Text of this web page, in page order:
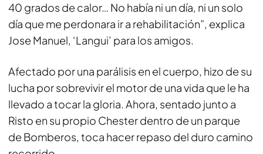
40 grados de calor… No había ni un día, ni un solo
día que me perdonara ir a rehabilitación”, explica
Jose Manuel, ‘Langui’ para los amigos.
Afectado por una parálisis en el cuerpo, hizo de su
lucha por sobrevivir el motor de una vida que le ha
llevado a tocar la gloria. Ahora, sentado junto a
Risto en su propio Chester dentro de un parque
de Bomberos, toca hacer repaso del duro camino